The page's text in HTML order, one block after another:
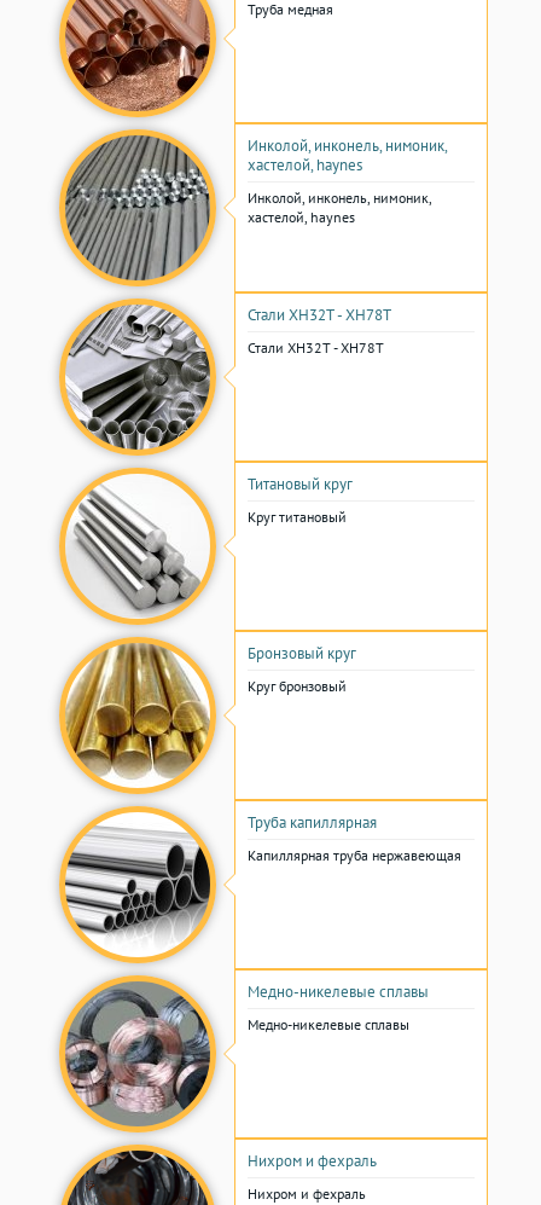
Труба медная
Инколой, инконель, нимоник,
хастелой, haynes
Инколой, инконель, нимоник,
хастелой, haynes
Стали ХН32Т - ХН78Т
Стали ХН32Т - ХН78Т
Титановый круг
Круг титановый
Бронзовый круг
Круг бронзовый
Труба капиллярная
Капиллярная труба нержавеющая
Медно-никелевые сплавы
Медно-никелевые сплавы
Нихром и фехраль
Нихром и фехраль